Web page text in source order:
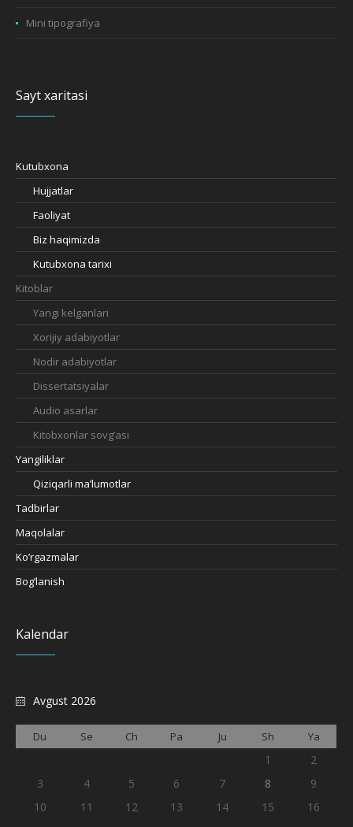
Mini tipografiya
Sayt xaritasi
Kutubxona
Hujjatlar
Faoliyat
Biz haqimizda
Kutubxona tarixi
Kitoblar
Yangi kelganlari
Xorijiy adabiyotlar
Nodir adabiyotlar
Dissertatsiyalar
Audio asarlar
Kitobxonlar sovg’asi
Yangiliklar
Qiziqarli ma’lumotlar
Tadbirlar
Maqolalar
Ko’rgazmalar
Bog’lanish
Kalendar
Avgust 2026
Du Se Ch Pa Ju Sh Ya
1
2
3
4 5 6 7 8
9
10
11 12 13 14 15
16